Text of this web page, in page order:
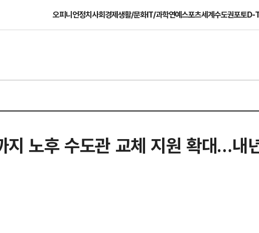
오피니언정치사회경제생활/문화IT/과학연예스포츠세계수도권포토D-
지 노후 수도관 교체 지원 확대…내